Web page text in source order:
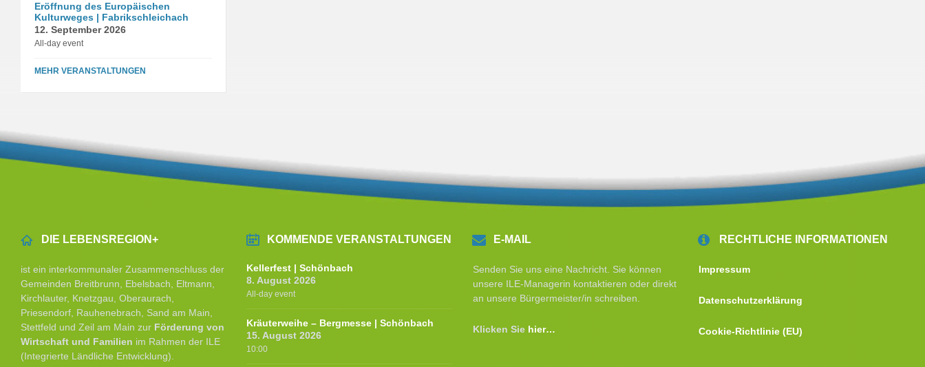
Eröffnung des Europäischen
Kulturweges | Fabrikschleichach
12. September 2026
All-day event
MEHR VERANSTALTUNGEN
DIE LEBENSREGION+
ist ein interkommunaler Zusammenschluss der
Gemeinden Breitbrunn, Ebelsbach, Eltmann,
Kirchlauter, Knetzgau, Oberaurach,
Priesendorf, Rauhenebrach, Sand am Main,
Stettfeld und Zeil am Main zur Förderung von
Wirtschaft und Familien im Rahmen der ILE
(Integrierte Ländliche Entwicklung).
KOMMENDE VERANSTALTUNGEN
Kellerfest | Schönbach
8. August 2026
All-day event
Kräuterweihe – Bergmesse | Schönbach
15. August 2026
10:00
E-MAIL
Senden Sie uns eine Nachricht. Sie können
unsere ILE-Managerin kontaktieren oder direkt
an unsere Bürgermeister/in schreiben.
Klicken Sie hier…
RECHTLICHE INFORMATIONEN
Impressum
Datenschutzerklärung
Cookie-Richtlinie (EU)